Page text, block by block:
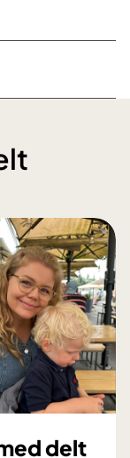
delt